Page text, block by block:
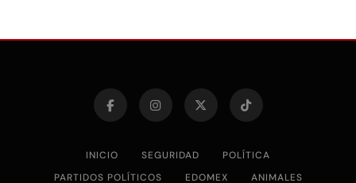
INICIO SEGURIDAD
POLÍTICA
PARTIDOS POLÍTICOS
EDOMEX ANIMALES